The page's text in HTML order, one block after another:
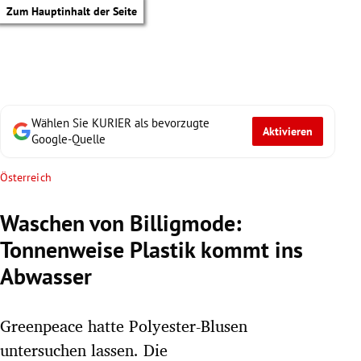
Zum Hauptinhalt der Seite
Untermenü
Wählen Sie KURIER als bevorzugte
Google-Quelle
Aktivieren
Österreich
Waschen von Billigmode:
Tonnenweise Plastik kommt ins
Abwasser
Greenpeace hatte Polyester-Blusen
untersuchen lassen. Die